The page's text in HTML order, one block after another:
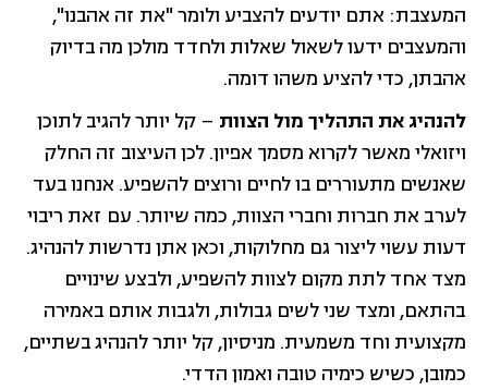
המעצבת: אתם יודעים להצביע ולומר "את זה אהבנו",
והמעצבים ידעו לשאול שאלות ולחדד מולכן מה בדיוק
אהבתן, כדי להציע משהו דומה.
להנהיג את התהליך מול הצוות – קל יותר להגיב לתוכן
ויזואלי מאשר לקרוא מסמך אפיון. לכן העיצוב זה החלק
שאנשים מתעוררים בו לחיים ורוצים להשפיע. אנחנו בעד
לערב את חברות וחברי הצוות, כמה שיותר. עם זאת ריבוי
דעות עשוי ליצור גם מחלוקות, וכאן אתן נדרשות להנהיג.
מצד אחד לתת מקום לצוות להשפיע, ולבצע שינויים
בהתאם, ומצד שני לשים גבולות, ולגבות אותם באמירה
מקצועית וחד משמעית. מניסיון, קל יותר להנהיג בשתיים,
כמובן, כשיש כימיה טובה ואמון הדדי.